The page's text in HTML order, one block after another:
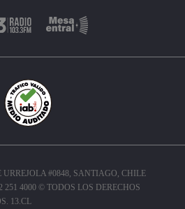
URREJOLA #0848, SANTIAGO, CHILE
251 4000 © TODOS LOS DERECHOS
13.CL